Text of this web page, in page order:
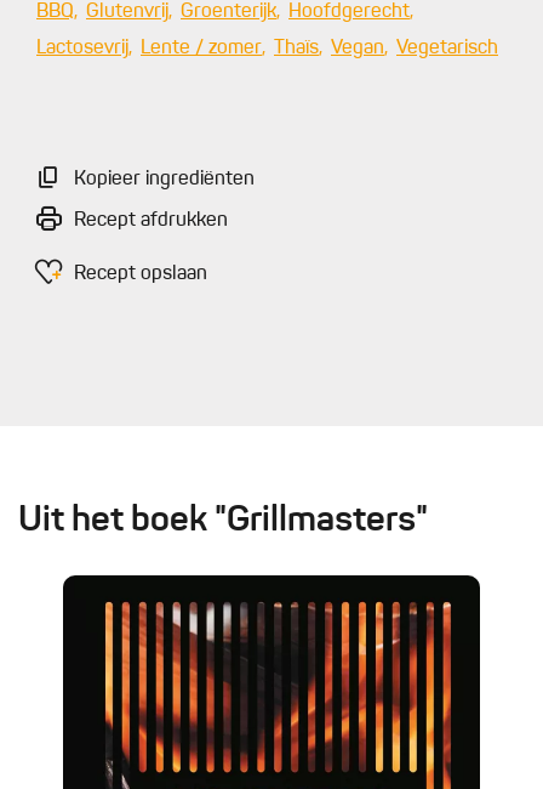
BBQ
Glutenvrij Groenterijk
Hoofdgerecht
Lactosevrij
Lente / zomer Thaïs Vegan Vegetarisch
Kopieer ingrediënten
Recept afdrukken
Recept opslaan
Uit het boek "Grillmasters"